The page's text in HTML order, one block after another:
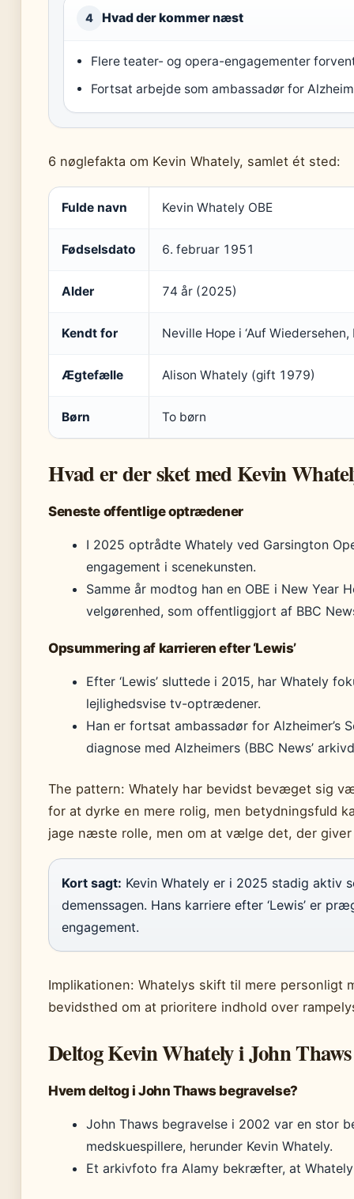
4 Hvad der kommer næst
Flere teater- og opera-engagementer
Fortsat arbejde som ambassadør for
6 nøglefakta om Kevin Whately, samlet ét sted:
Fulde navn Kevin Whately OBE
Fødselsdato 6. februar 1951
Alder 74 år (2025)
Kendt for Neville Hope i ‘Auf Wiedersehen,
Ægtefælle Alison Whately (gift 1979)
Børn To børn
Hvad er der sket med Kevin
Seneste offentlige optrædener
I 2025 optrådte Whately ved Garsington
engagement i scenekunsten.
Samme år modtog han en OBE i New Year
velgørenhed, som offentliggjort af BBC
Opsummering af karrieren efter ‘Lewis’
Efter ‘Lewis’ sluttede i 2015, har Whately
lejlighedsvise tv-optrædener.
Han er fortsat ambassadør for Alzheimer’s
diagnose med Alzheimers (BBC News’
The pattern: Whately har bevidst bevæget sig
for at dyrke en mere rolig, men betydningsfuld
jage næste rolle, men om at vælge det, der giver
Kort sagt: Kevin Whately er i 2025 stadig aktiv
demenssagen. Hans karriere efter ‘Lewis’ er
engagement.
Implikationen: Whatelys skift til mere personligt
bevidsthed om at prioritere indhold over
Deltog Kevin Whately i John Thaws
Hvem deltog i John Thaws begravelse?
John Thaws begravelse i 2002 var en stor
medskuespillere, herunder Kevin Whately.
Et arkivfoto fra Alamy bekræfter, at